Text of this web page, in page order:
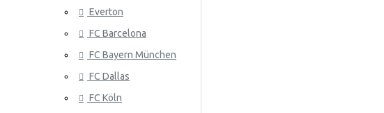
Senegal
Serbia
Slovakia
Everton
FC Barcelona
FC Bayern München
FC Dallas
FC Köln